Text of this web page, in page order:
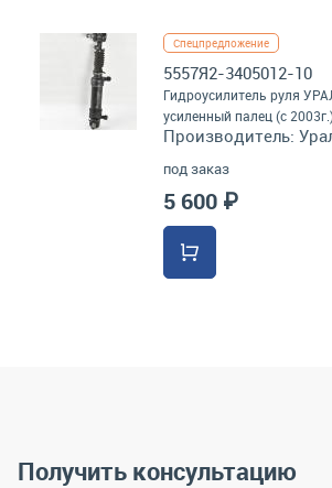
Спецпредложение
5557Я2-3405012-10
Гидроусилитель руля
усиленный палец (с
Производитель:
под заказ
5 600 ₽
Получить консультацию